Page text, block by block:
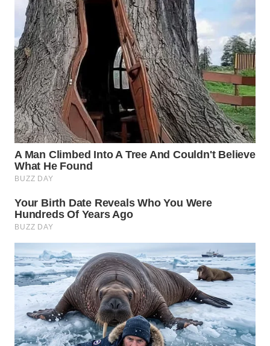
BINJAI
WN
CIREBON
WN
INDRAMAYU
WN
WN
WN
WN
SUKABUMI
WN
PURWAKARTA